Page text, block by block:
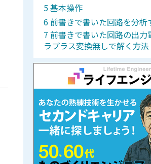
基本操作
前書きで書いた回路を分析
前書きで書いた回路の出力
ラプラス変換無しで解く方法